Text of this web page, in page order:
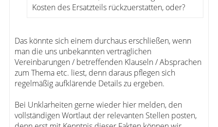
Kosten des Ersatzteils rückzuerstatten, oder?
Das könnte sich einem durchaus erschließen, wenn
man die uns unbekannten vertraglichen
Vereinbarungen / betreffenden Klauseln / Absprachen
zum Thema etc. liest, denn daraus pflegen sich
regelmäßig aufklärende Details zu ergeben.
Bei Unklarheiten gerne wieder hier melden, den
vollständigen Wortlaut der relevanten Stellen posten,